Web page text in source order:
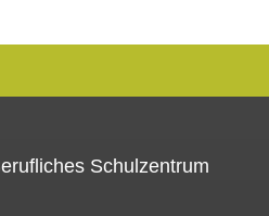
Schulzentrum